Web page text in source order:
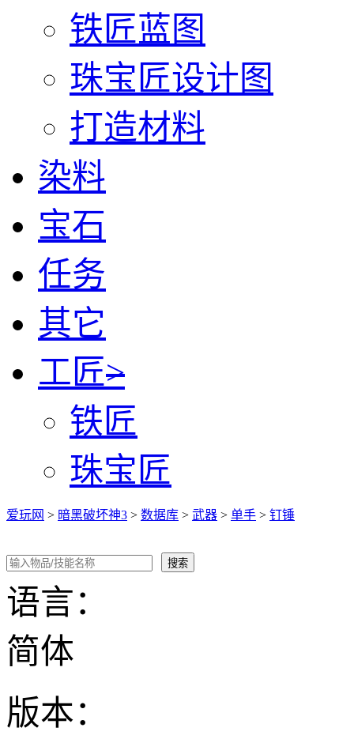
铁匠蓝图
珠宝匠设计图
打造材料
染料
宝石
任务
其它
工匠>
铁匠
珠宝匠
爱玩网 > 暗黑破坏神3 > 数据库 > 武器 > 单手 > 钉锤
语言：
简体
版本：